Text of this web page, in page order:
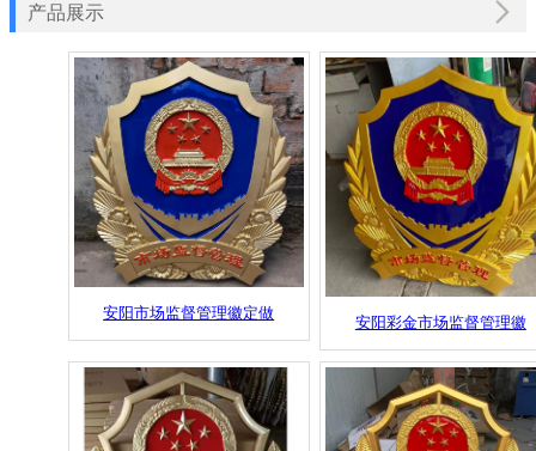
产品展示
安阳市场监督管理徽定做
安阳彩金市场监督管理徽